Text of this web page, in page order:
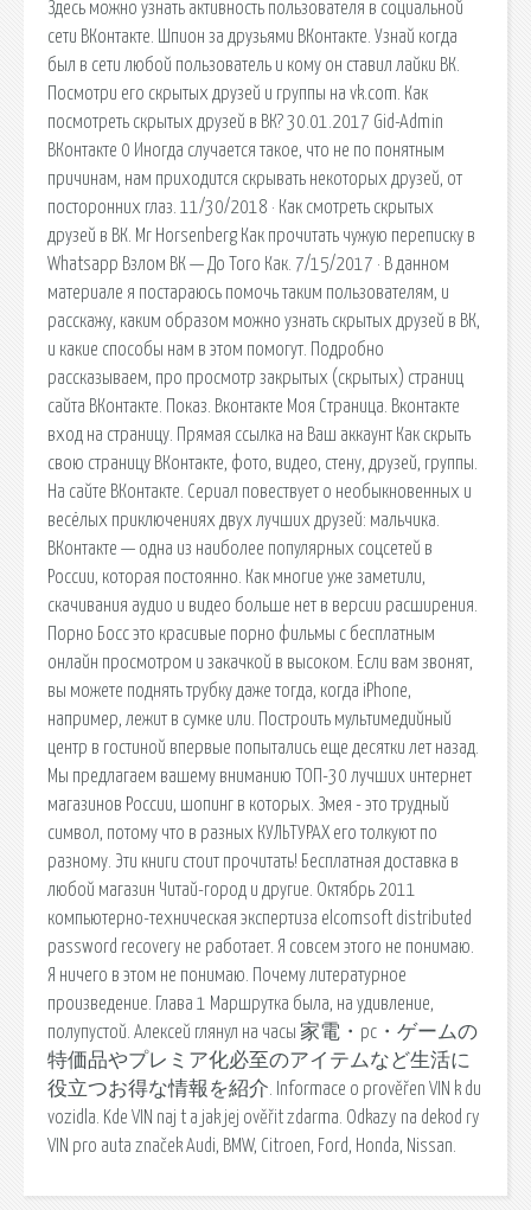
Здесь можно узнать активность пользователя в социальной
сети ВКонтакте. Шпион за друзьями ВКонтакте. Узнай когда
был в сети любой пользователь и кому он ставил лайки ВК.
Посмотри его скрытых друзей и группы на vk.com. Как
посмотреть скрытых друзей в ВК? 30.01.2017 Gid-Admin
ВКонтакте 0 Иногда случается такое, что не по понятным
причинам, нам приходится скрывать некоторых друзей, от
посторонних глаз. 11/30/2018 · Как смотреть скрытых
друзей в ВК. Mr Horsenberg Как прочитать чужую переписку в
Whatsapp Взлом ВК — До Того Как. 7/15/2017 · В данном
материале я постараюсь помочь таким пользователям, и
расскажу, каким образом можно узнать скрытых друзей в ВК,
и какие способы нам в этом помогут. Подробно
рассказываем, про просмотр закрытых (скрытых) страниц
сайта ВКонтакте. Показ. Вконтакте Моя Страница. Вконтакте
вход на страницу. Прямая ссылка на Ваш аккаунт Как скрыть
свою страницу ВКонтакте, фото, видео, стену, друзей, группы.
На сайте ВКонтакте. Сериал повествует о необыкновенных и
весёлых приключениях двух лучших друзей: мальчика.
ВКонтакте — одна из наиболее популярных соцсетей в
России, которая постоянно. Как многие уже заметили,
скачивания аудио и видео больше нет в версии расширения.
Порно Босс это красивые порно фильмы с бесплатным
онлайн просмотром и закачкой в высоком. Если вам звонят,
вы можете поднять трубку даже тогда, когда iPhone,
например, лежит в сумке или. Построить мультимедийный
центр в гостиной впервые попытались еще десятки лет назад.
Мы предлагаем вашему вниманию ТОП-30 лучших интернет
магазинов России, шопинг в которых. Змея - это трудный
символ, потому что в разных КУЛЬТУРАХ его толкуют по
разному. Эти книги стоит прочитать! Бесплатная доставка в
любой магазин Читай-город и другие. Октябрь 2011
компьютерно-техническая экспертиза elcomsoft distributed
password recovery не работает. Я совсем этого не понимаю.
Я ничего в этом не понимаю. Почему литературное
произведение. Глава 1 Маршрутка была, на удивление,
полупустой. Алексей глянул на часы 家電・pc・ゲームの
特価品やプレミア化必至のアイテムなど生活に
役立つお得な情報を紹介. Informace o prověřen VIN k du
vozidla. Kde VIN naj t a jak jej ověřit zdarma. Odkazy na dekod ry
VIN pro auta značek Audi, BMW, Citroen, Ford, Honda, Nissan.